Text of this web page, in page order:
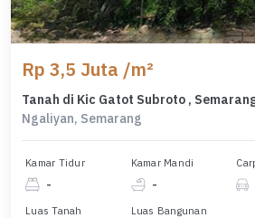
Rp 3,5 Juta /m²
Tanah di Kic Gatot Subroto ,
Ngaliyan, Semarang
Kamar Tidur
-
Kamar Mandi
-
Luas Tanah Luas Bangunan